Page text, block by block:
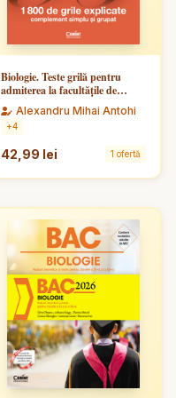
Biologie. Teste grilă pentru
admiterea la facultățile de
medicină - ediție revizuită
Alexandru Mihai Antohi
+4
42,99 lei 1 ofertă